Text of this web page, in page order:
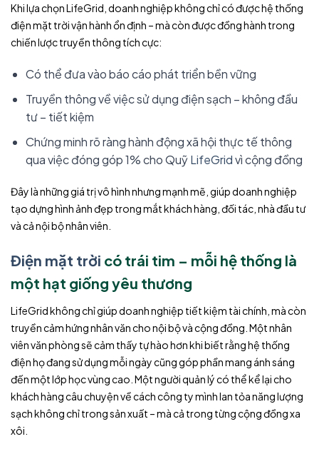
Khi lựa chọnLifeGrid , doanh nghiệp không chỉ có được hệ thống
điện mặt trời vận hành ổn định – mà còn được đồng hành trong
chiến lược truyền thông tích cực:
Có thể đưa vào báo cáo phát triển bền vững
Truyền thông về việc sử dụng điện sạch – không đầu
tư – tiết kiệm
Chứng minh rõ ràng hành động xã hội thực tế thông
qua việc đóng góp 1% cho QuỹLifeGridvì cộng đồng
Đây là những giá trị vô hình nhưng mạnh mẽ, giúp doanh nghiệp
tạo dựng hình ảnh đẹp trong mắt khách hàng, đối tác, nhà đầu tư
và cả nội bộ nhân viên.
Điện mặt trời có trái tim – mỗi hệ thống là
một hạt giống yêu thương
LifeGridkhông chỉ giúp doanh nghiệp tiết kiệm tài chính, mà còn
truyền cảm hứng nhân văn cho nội bộ và cộng đồng. Một nhân
viên văn phòng sẽ cảm thấy tự hào hơn khi biết rằng hệ thống
điện họ đang sử dụng mỗi ngày cũng góp phần mang ánh sáng
đến một lớp học vùng cao. Một người quản lý có thể kể lại cho
khách hàng câu chuyện về cách công ty mình lan tỏa năng lượng
sạch không chỉ trong sản xuất – mà cả trong từng cộng đồng xa
xôi.